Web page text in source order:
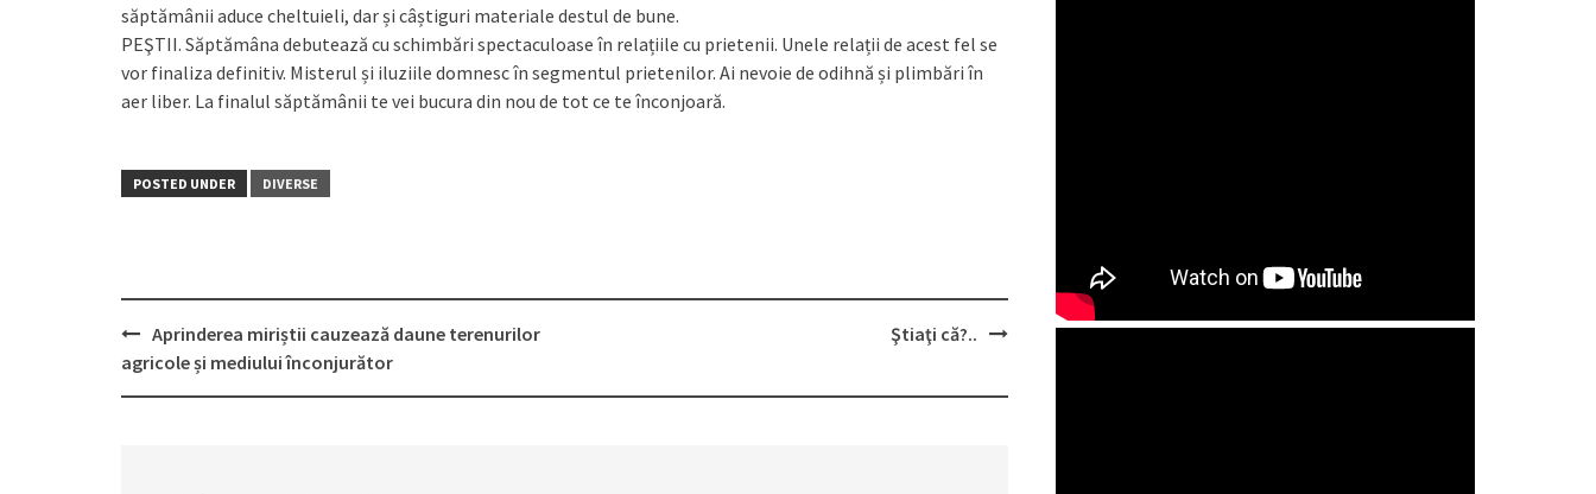
săptămânii aduce cheltuieli, dar și câștiguri materiale destul de bune.
PEŞTII. Săptămâna debutează cu schimbări spectaculoase în relațiile cu prietenii. Unele relații de acest fel se
vor finaliza definitiv. Misterul și iluziile domnesc în segmentul prietenilor. Ai nevoie de odihnă și plimbări în
aer liber. La finalul săptămânii te vei bucura din nou de tot ce te înconjoară.
POSTED UNDER DIVERSE
Post
navigation
Aprinderea miriștii cauzează daune terenurilor
agricole și mediului înconjurător
Ştiaţi că?..